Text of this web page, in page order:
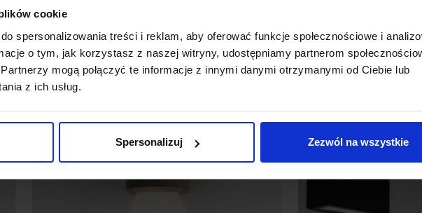
cookie
spersonalizowania treści i reklam, aby oferować funkcje społecznościowe i
o tym, jak korzystasz z naszej witryny, udostępniamy partnerom
mogą połączyć te informacje z innymi danymi otrzymanymi od Ciebie lub
z ich usług.
Spersonalizuj Zezwól na wszystkie
Promocja Promocja